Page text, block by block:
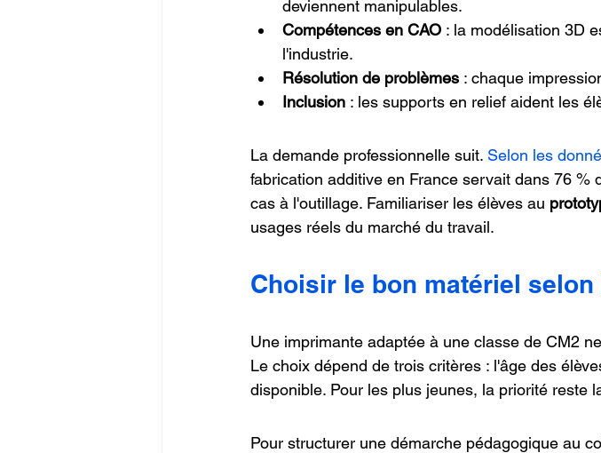
deviennent manipulables.
Compétences en CAO : la modélisation 3D
l'industrie.
Résolution de problèmes : chaque
Inclusion : les supports en relief aident les
La demande professionnelle suit. Selon les
fabrication additive en France servait dans 76
cas à l'outillage. Familiariser les élèves au
usages réels du marché du travail.
Choisir le bon matériel
Une imprimante adaptée à une classe de CM2
Le choix dépend de trois critères : l'âge des
disponible. Pour les plus jeunes, la priorité reste
Pour structurer une démarche pédagogique au